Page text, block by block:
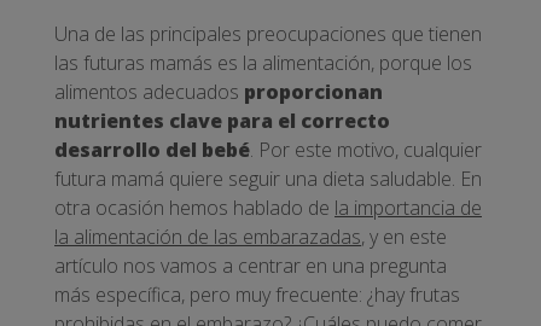
Una de las principales preocupaciones que tienen
las futuras mamás es la alimentación, porque los
alimentos adecuados proporcionan
nutrientes clave para el correcto
desarrollo del bebé. Por este motivo, cualquier
futura mamá quiere seguir una dieta saludable. En
otra ocasión hemos hablado de la importancia de
la alimentación de las embarazadas, y en este
artículo nos vamos a centrar en una pregunta
más específica, pero muy frecuente: ¿hay frutas